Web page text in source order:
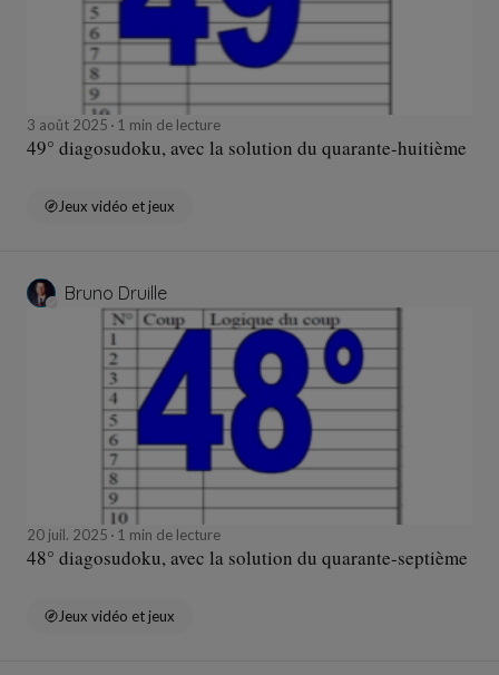
3 août 2025 1 min de lecture
49° diagosudoku, avec la solution du quarante-huitième
Jeux vidéo et jeux
Bruno Druille
20 juil. 2025 1 min de lecture
48° diagosudoku, avec la solution du quarante-septième
Jeux vidéo et jeux